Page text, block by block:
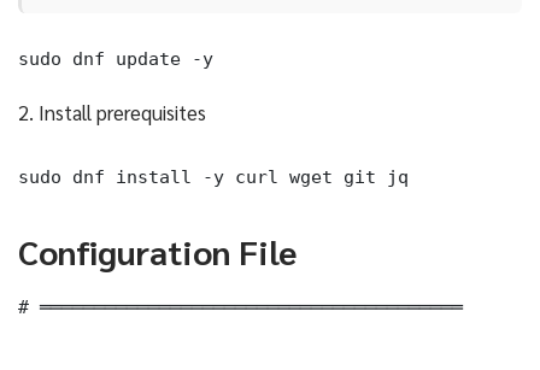
sudo dnf update -y
2. Install prerequisites
sudo dnf install -y curl wget git jq
Configuration File
# ═══════════════════════════════════════